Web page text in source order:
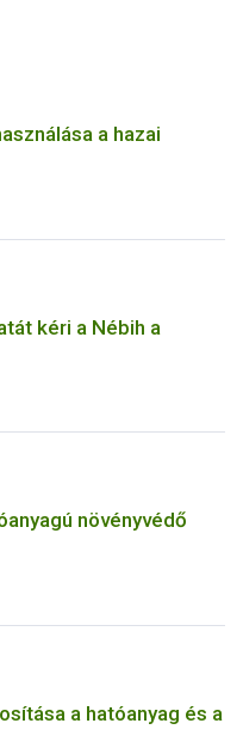
a hazai
kéri a Nébih a
növényvédő
a hatóanyag és a